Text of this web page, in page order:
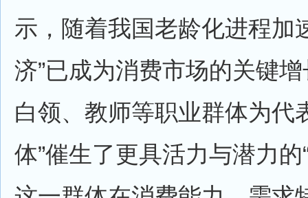
示，随着我国老龄化进程加
济”已成为消费市场的关键
白领、教师等职业群体为代
体”催生了更具活力与潜力的